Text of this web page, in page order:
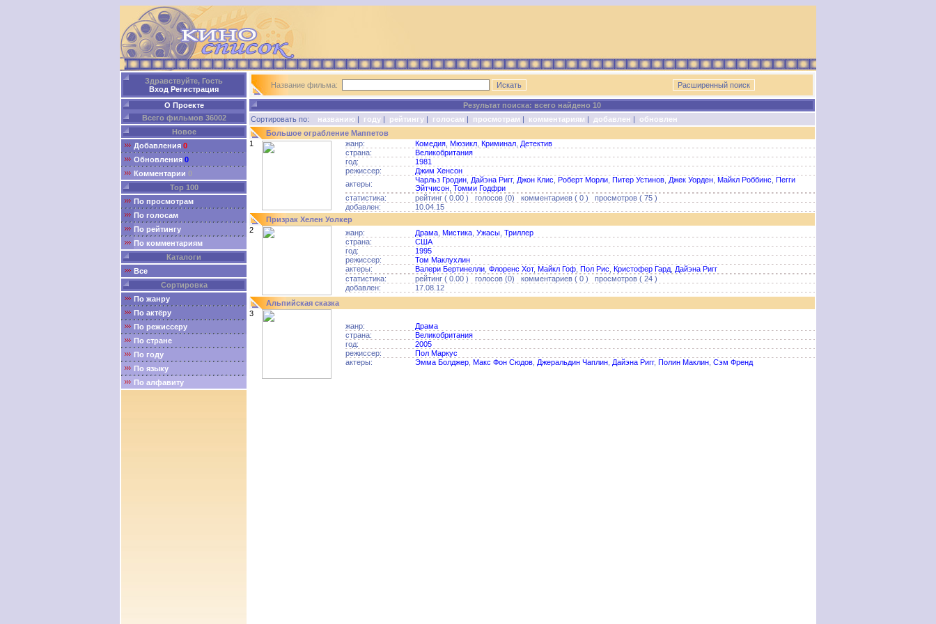
Здравствуйте, Гость
Вход Регистрация
О Проекте
Всего фильмов 36002
Новое
Добавления 0
Обновления 0
Комментарии 0
Top 100
По просмотрам
По голосам
По рейтингу
По комментариям
Каталоги
Все
Сортировка
По жанру
По актёру
По режиссеру
По стране
По году
По языку
По алфавиту
Название фильма:
Результат поиска: всего найдено 10
Сортировать по: названию | году | рейтингу | голосам | просмотрам | комментариям | добавлен | обновлен
Большое ограбление Маппетов
1
жанр: Комедия Мюзикл Криминал Детектив
страна:
Великобритания
год:
1981
режиссер:
Джим Хенсон
актеры:
Чарльз Гродин Дайэна Ригг, Джон Клис Роберт Морли Питер Устинов Джек Уорден Майкл Роббинс Пегги
Эйтчисон Томми Годфри
статистика:
рейтинг ( 0.00 ) голосов (0) комментариев ( 0 ) просмотров ( 75 )
добавлен:
10.04.15
Призрак Хелен Уолкер
2
жанр: Драма Мистика Ужасы Триллер
страна:
США
год:
1995
режиссер:
Том Маклухлин
актеры:
Валери Бертинелли Флоренс Хот, Майкл Гоф Пол Рис Кристофер Гард Дайэна Ригг
статистика:
рейтинг ( 0.00 ) голосов (0) комментариев ( 0 ) просмотров ( 24 )
добавлен:
17.08.12
Альпийская сказка
3
жанр:
Драма
страна:
Великобритания
год:
2005
режиссер:
Пол Маркус
актеры:
Эмма Болджер Макс Фон Сюдов Джеральдин Чаплин Дайэна Ригг, Полин Маклин Сэм Френд